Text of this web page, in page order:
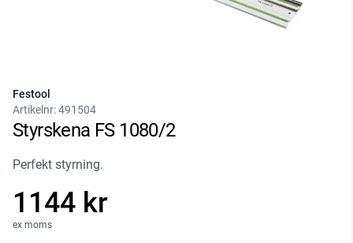
Festool
Artikelnr:491504
Styrskena FS 1080/2
Perfekt styrning.
1144 kr
ex moms